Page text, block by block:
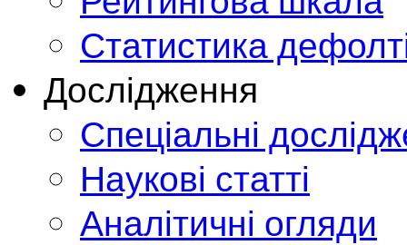
Статистика
Дослідження
Спеціальні
Наукові статті
Аналітичні огляди